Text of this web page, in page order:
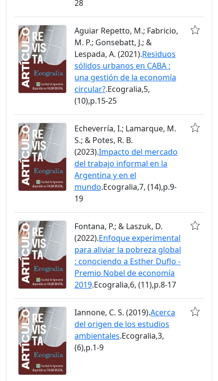
28
Aguiar Repetto, M.; Fabricio,
M. P.; Gonsebatt, J.; &
Lespada, A. (2021).Residuos
sólidos urbanos en CABA :
una gestión de la economía
circular?.Ecogralia,5,
(10),p.15-25
Echeverría, I.; Lamarque, M.
S.; & Potes, R. B.
(2023).Impacto del mercado
del trabajo informal en la
Argentina y en el
mundo.Ecogralia,7, (14),p.9-
19
Fontana, P.; & Laszuk, D.
(2022).Enfoque experimental
para aliviar la pobreza global
: conociendo a Esther Duflo -
Premio Nobel de economía
2019.Ecogralia,6, (11),p.8-17
Iannone, C. S. (2019).Acerca
del origen de los estudios
ambientales.Ecogralia,3,
(6),p.1-9